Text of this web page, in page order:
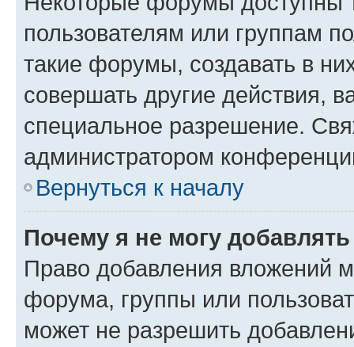
пользователям или группам
такие форумы, создавать в
совершать другие действия,
специальное разрешение.
администратором
Вернуться к началу
Почему я не могу
Право добавления вложений
форума, группы или
может не разрешить